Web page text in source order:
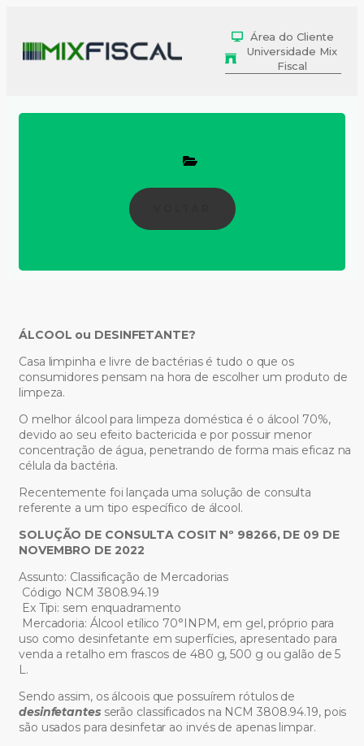
Área do Cliente
Universidade Mix
Fiscal
ÁLCOOL ou DESINFETANTE?
Casa limpinha e livre de bactérias é tudo o que os
consumidores pensam na hora de escolher um produto de
limpeza.
O melhor álcool para limpeza doméstica é o álcool 70%,
devido ao seu efeito bactericida e por possuir menor
concentração de água, penetrando de forma mais eficaz na
célula da bactéria.
Recentemente foi lançada uma solução de consulta
referente a um tipo específico de álcool.
SOLUÇÃO DE CONSULTA COSIT Nº 98266, DE 09 DE
NOVEMBRO DE 2022
Assunto: Classificação de Mercadorias
Código NCM 3808.94.19
Ex Tipi: sem enquadramento
Mercadoria: Álcool etílico 70°INPM, em gel, próprio para
uso como desinfetante em superfícies, apresentado para
venda a retalho em frascos de 480 g, 500 g ou galão de 5
L.
Sendo assim, os álcoois que possuírem rótulos de
desinfetantes serão classificados na NCM 3808.94.19, pois
são usados para desinfetar ao invés de apenas limpar.